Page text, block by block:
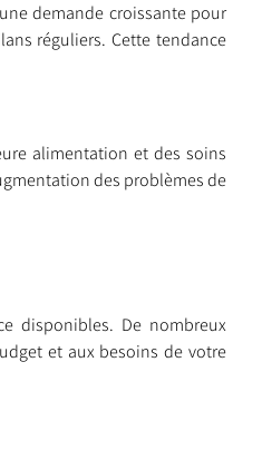
demande croissante pour
réguliers. Cette tendance
alimentation et des soins
des problèmes de
disponibles. De nombreux
et aux besoins de votre